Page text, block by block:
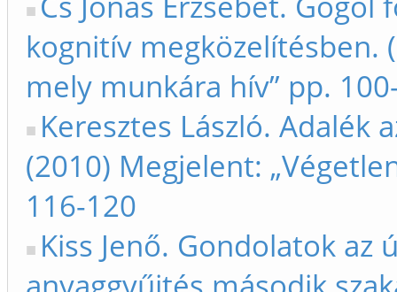
kognitív megközelítésben.
mely munkára hív” pp.
Keresztes László. Adalék
(2010) Megjelent:
116-120
Kiss Jenő. Gondolatok az